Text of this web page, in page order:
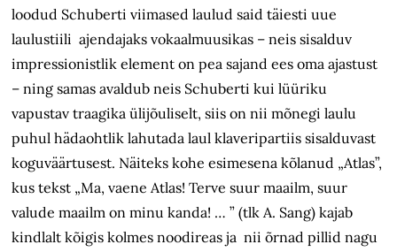
loodud Schuberti viimased laulud said täiesti uue
laulustiili ajendajaks vokaalmuusikas – neis sisalduv
impressionistlik element on pea sajand ees oma ajastust
– ning samas avaldub neis Schuberti kui lüüriku
vapustav traagika ülijõuliselt, siis on nii mõnegi laulu
puhul hädaohtlik lahutada laul klaveripartiis sisalduvast
koguväärtusest. Näiteks kohe esimesena kõlanud „Atlas”,
kus tekst „Ma, vaene Atlas! Terve suur maailm, suur
valude maailm on minu kanda! … ” (tlk A. Sang) kajab
kindlalt kõigis kolmes noodireas ja nii õrnad pillid nagu